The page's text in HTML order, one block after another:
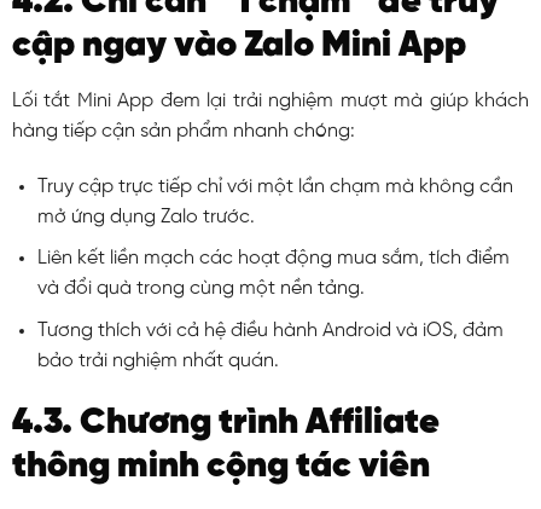
cập ngay vào Zalo Mini App
Lối tắt Mini App đem lại trải nghiệm mượt mà giúp khách
hàng tiếp cận sản phẩm nhanh chóng:
Truy cập trực tiếp chỉ với một lần chạm mà không cần
mở ứng dụng Zalo trước.
Liên kết liền mạch các hoạt động mua sắm, tích điểm
và đổi quà trong cùng một nền tảng.
Tương thích với cả hệ điều hành Android và iOS, đảm
bảo trải nghiệm nhất quán.
4.3. Chương trình Affiliate
thông minh cộng tác viên